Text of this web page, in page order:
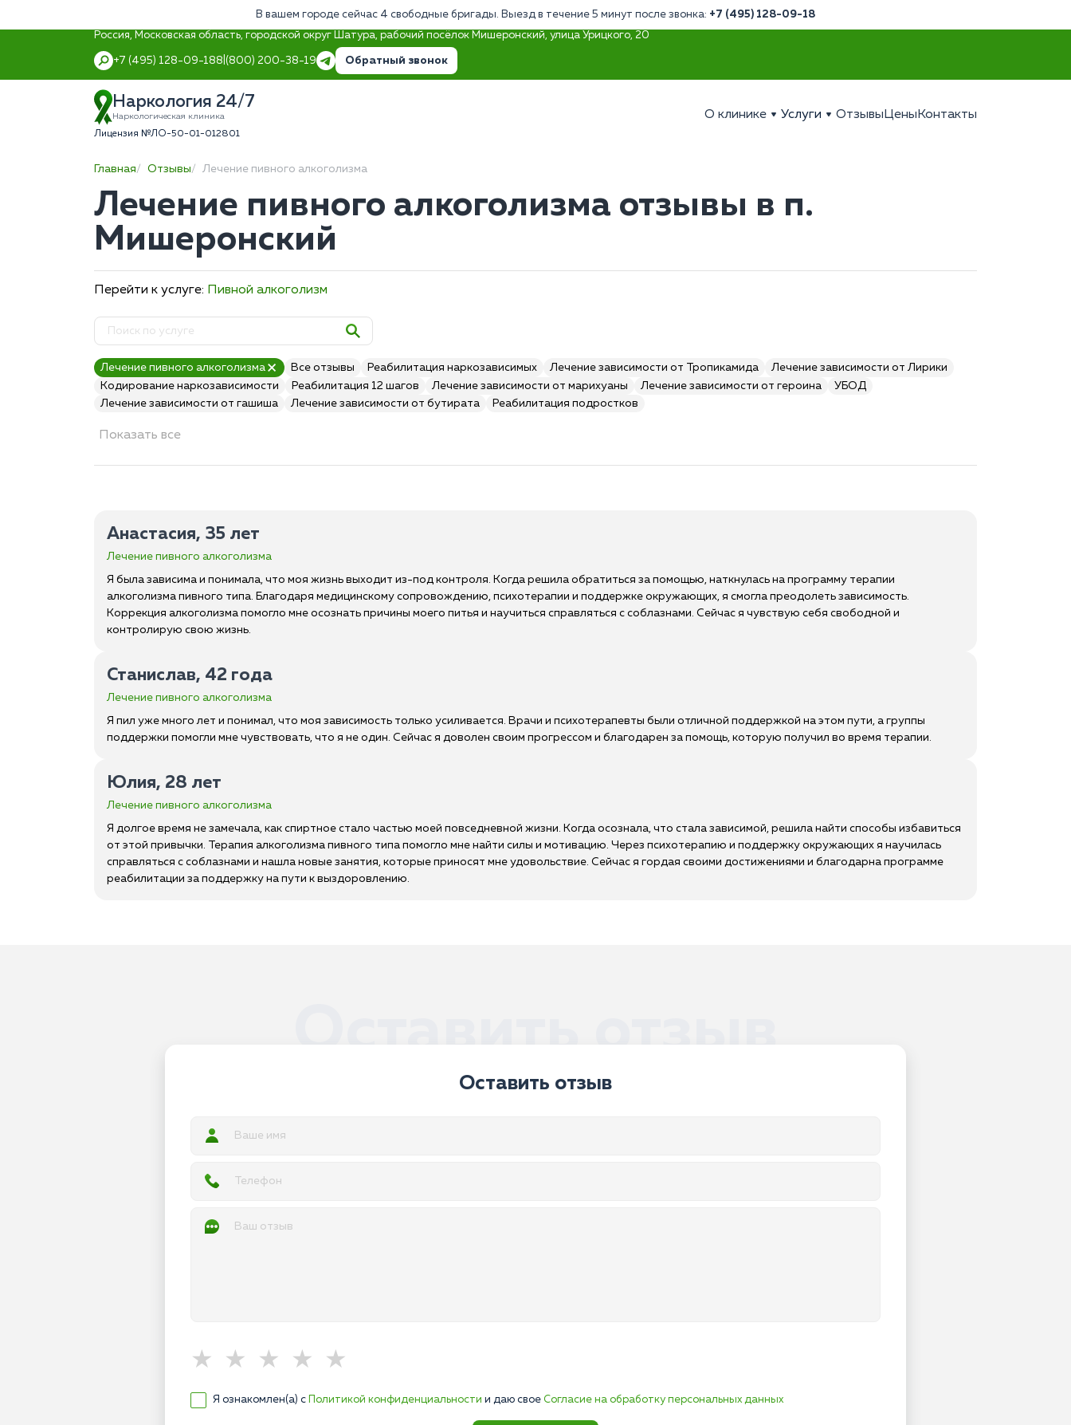
В вашем городе сейчас 4 свободные бригады. Выезд в течение 5 минут после звонка: +7 (495) 128-09-18
Россия, Московская область, городской округ Шатура, рабочий посёлок Мишеронский, улица Урицкого, 20
+7 (495) 128-09-188 (800) 200-38-19 Обратный звонок
Наркология 24/7
Наркологическая клиника
Лицензия №ЛО-50-01-012801
О клинике Услуги Отзывы Цены Контакты
Главная Отзывы Лечение пивного алкоголизма
Лечение пивного алкоголизма отзывы в п.
Мишеронский
Перейти к услуге: Пивной алкоголизм
Лечение пивного алкоголизма Все отзывы Реабилитация наркозависимых Лечение зависимости от Тропикамида
Лечение зависимости от Лирики
Кодирование наркозависимости
Реабилитация 12 шагов Лечение зависимости от марихуаны Лечение зависимости от героина
УБОД
Лечение зависимости от гашиша
Лечение зависимости от бутирата Реабилитация подростков
Показать все
Анастасия, 35 лет
Лечение пивного алкоголизма
Я была зависима и понимала, что моя жизнь выходит из-под контроля. Когда решила обратиться за помощью, наткнулась на программу терапии
алкоголизма пивного типа. Благодаря медицинскому сопровождению, психотерапии и поддержке окружающих, я смогла преодолеть зависимость.
Коррекция алкоголизма помогло мне осознать причины моего питья и научиться справляться с соблазнами. Сейчас я чувствую себя свободной и
контролирую свою жизнь.
Станислав, 42 года
Лечение пивного алкоголизма
Я пил уже много лет и понимал, что моя зависимость только усиливается. Врачи и психотерапевты были отличной поддержкой на этом пути, а группы
поддержки помогли мне чувствовать, что я не один. Сейчас я доволен своим прогрессом и благодарен за помощь, которую получил во время терапии.
Юлия, 28 лет
Лечение пивного алкоголизма
Я долгое время не замечала, как спиртное стало частью моей повседневной жизни. Когда осознала, что стала зависимой, решила найти способы избавиться
от этой привычки. Терапия алкоголизма пивного типа помогло мне найти силы и мотивацию. Через психотерапию и поддержку окружающих я научилась
справляться с соблазнами и нашла новые занятия, которые приносят мне удовольствие. Сейчас я гордая своими достижениями и благодарна программе
реабилитации за поддержку на пути к выздоровлению.
Оставить отзыв
Оставить отзыв
Я ознакомлен(а) с Политикой конфиденциальности и даю свое Согласие на обработку персональных данных